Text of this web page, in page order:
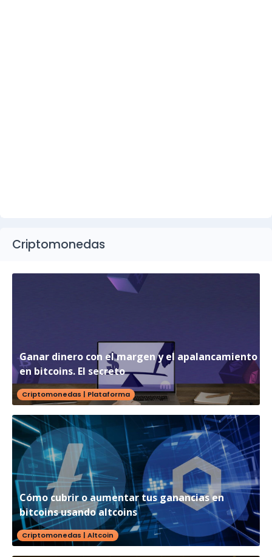
Criptomonedas
Criptomonedas | Plataforma
Ganar dinero con el margen y el apalancamiento
en bitcoins. El secreto
Criptomonedas | Altcoin
Cómo cubrir o aumentar tus ganancias en
bitcoins usando altcoins